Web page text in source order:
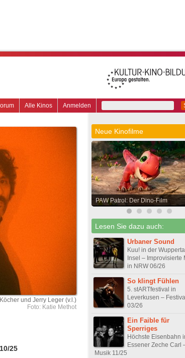
Anmelden
Alle Kinos
und Jerry Leger (v.l.)
Foto: Katie Methot
25
Neue Kinofilme
PAW Patrol: Der Dino-Film
Lesen Sie dazu auch:
Urbaner Sound
Kuu! in der
Insel – Improvisierte
in NRW 06/26
So klingt Fühlen
5. stARTfestival in
Leverkusen –
03/26
Ein Faible für
Sperriges
Höchste Eisenbahn
Essener Zeche Carl
Musik 11/25